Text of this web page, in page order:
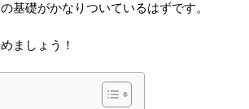
基礎がかなりついているはずです。
ましょう！